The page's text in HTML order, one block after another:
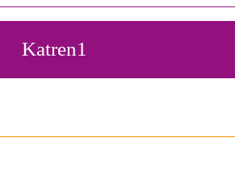
Katren1